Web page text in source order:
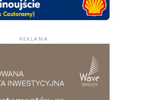
REKLAMA